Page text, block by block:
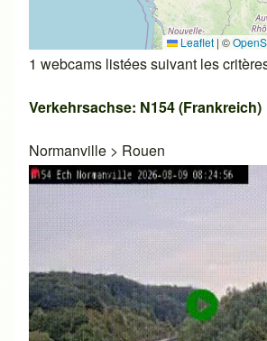
Leaflet | ©
1 webcams listées suivant les
Verkehrsachse: N154 (Frankreich)
Normanville > Rouen